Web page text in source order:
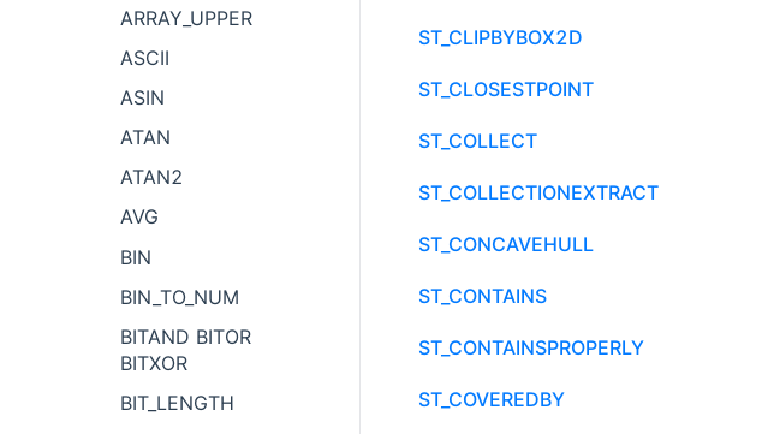
ARRAY_UPPER
ASCII
ASIN
ATAN
ATAN2
AVG
BIN
BIN_TO_NUM
BITAND BITOR
BITXOR
BIT_LENGTH
ST_CLIPBYBOX2D
ST_CLOSESTPOINT
ST_COLLECT
ST_COLLECTIONEXTRACT
ST_CONCAVEHULL
ST_CONTAINS
ST_CONTAINSPROPERLY
ST_COVEREDBY